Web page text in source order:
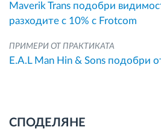
Maverik Trans подобри
разходите с 10% с Frotcom
ПРИМЕРИ ОТ ПРАКТИКАТА
E.A.L Man Hin & Sons подобри
СПОДЕЛЯНЕ